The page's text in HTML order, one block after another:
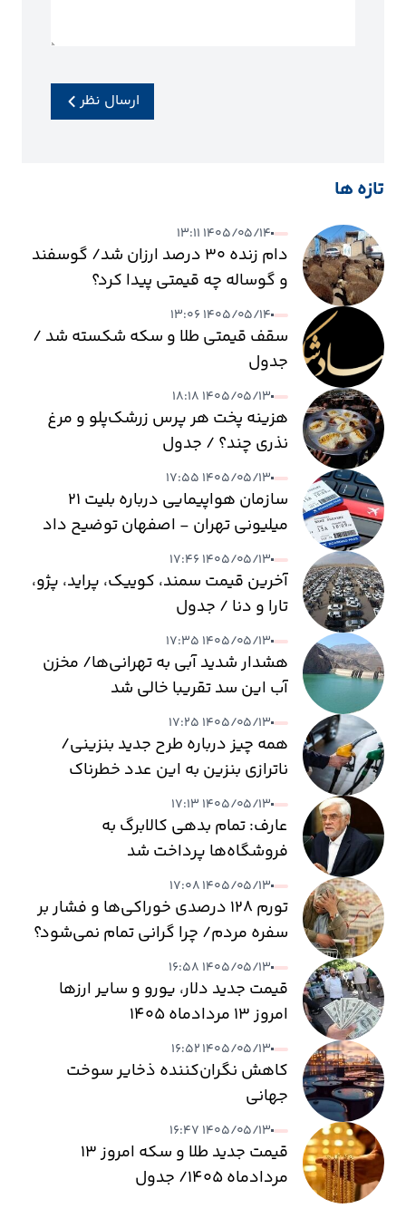
ارسال نظر
تازه ها
۱۴۰۵/۰۵/۱۴ ۱۳:۱۱
دام زنده ۳۰ درصد ارزان شد/ گوسفند
و گوساله چه قیمتی پیدا کرد؟
۱۴۰۵/۰۵/۱۴ ۱۳:۰۶
سقف قیمتی طلا و سکه شکسته شد /
جدول
۱۴۰۵/۰۵/۱۳ ۱۸:۱۸
هزینه پخت هر پرس زرشک‌پلو و مرغ
نذری چند؟ / جدول
۱۴۰۵/۰۵/۱۳ ۱۷:۵۵
سازمان هواپیمایی درباره بلیت ۲۱
میلیونی تهران - اصفهان توضیح داد
۱۴۰۵/۰۵/۱۳ ۱۷:۴۶
آخرین قیمت سمند، کوییک، پراید، پژو،
تارا و دنا / جدول
۱۴۰۵/۰۵/۱۳ ۱۷:۳۵
هشدار شدید آبی به تهرانی‌ها/ مخزن
آب این سد تقریبا خالی شد
۱۴۰۵/۰۵/۱۳ ۱۷:۲۵
همه چیز درباره طرح جدید بنزینی/
ناترازی بنزین به این عدد خطرناک
می‌رسد
۱۴۰۵/۰۵/۱۳ ۱۷:۱۳
عارف: تمام بدهی کالابرگ به
فروشگاه‌ها پرداخت شد
۱۴۰۵/۰۵/۱۳ ۱۷:۰۸
تورم ۱۲۸ درصدی خوراکی‌ها و فشار بر
سفره مردم/ چرا گرانی تمام نمی‌شود؟
۱۴۰۵/۰۵/۱۳ ۱۶:۵۸
قیمت جدید دلار، یورو و سایر ارزها
امروز ۱۳ مردادماه ۱۴۰۵
۱۴۰۵/۰۵/۱۳ ۱۶:۵۲
کاهش نگران‌کننده ذخایر سوخت
جهانی
۱۴۰۵/۰۵/۱۳ ۱۶:۴۷
قیمت جدید طلا و سکه امروز ۱۳
مردادماه ۱۴۰۵/ جدول